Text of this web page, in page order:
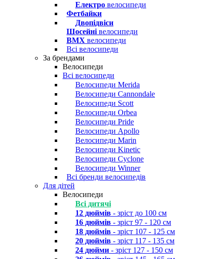
Електро велосипеди
Фетбайки
Двопідвіси
Шосейні велосипеди
BMX велосипеди
Всі велосипеди
За брендами
Велосипеди
Всі велосипеди
Велосипеди Merida
Велосипеди Cannondale
Велосипеди Scott
Велосипеди Orbea
Велосипеди Pride
Велосипеди Apollo
Велосипеди Marin
Велосипеди Kinetic
Велосипеди Cyclone
Велосипеди Winner
Всі бренди велосипедів
Для дітей
Велосипеди
Всі дитячі
12 дюймів - зріст до 100 см
16 дюймів - зріст 97 - 120 см
18 дюймів - зріст 107 - 125 см
20 дюймів - зріст 117 - 135 см
24 дюйми - зріст 127 - 150 см